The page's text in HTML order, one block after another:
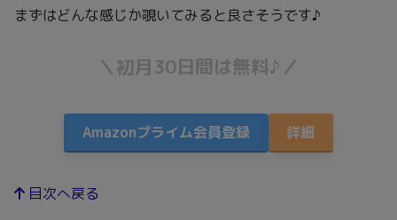
まずはどんな感じか覗いてみると良さそうです♪
＼初月30日間は無料♪／
Amazonプライム会員登録 詳細
目次へ戻る